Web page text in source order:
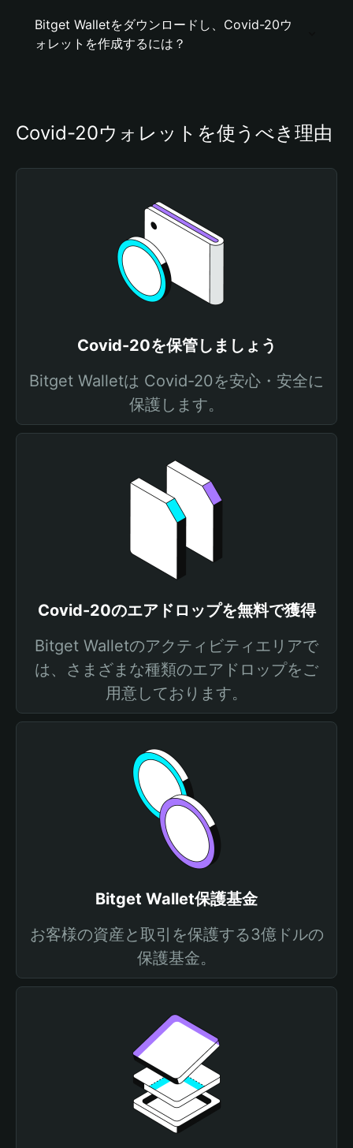
Bitget Walletをダウンロードし、Covid-20ウ
ォレットを作成するには？
Covid-20ウォレットを使うべき理由
Covid-20を保管しましょう
Bitget Walletは Covid-20を安心・安全に
保護します。
Covid-20のエアドロップを無料で獲得
Bitget Walletのアクティビティエリアで
は、さまざまな種類のエアドロップをご
用意しております。
Bitget Wallet保護基金
お客様の資産と取引を保護する3億ドルの
保護基金。